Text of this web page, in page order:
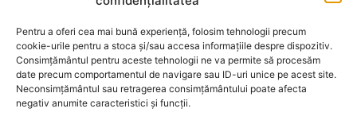
Pentru a oferi cea mai bună experiență, folosim tehnologii precum
cookie-urile pentru a stoca și/sau accesa informațiile despre dispozitiv.
Consimțământul pentru aceste tehnologii ne va permite să procesăm
date precum comportamentul de navigare sau ID-uri unice pe acest site.
Neconsimțământul sau retragerea consimțământului poate afecta
negativ anumite caracteristici și funcții.
Zilele Ploieștiului, 7-9 august 2026. De la ce oră încep
concertele…
Zilele Ploieștiului, organizate în